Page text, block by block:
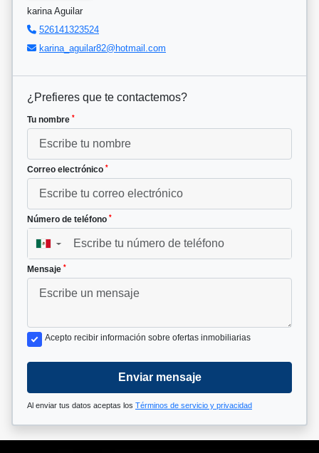
karina Aguilar
526141323524
karina_aguilar82@hotmail.com
¿Prefieres que te contactemos?
Tu nombre *
Correo electrónico *
Número de teléfono *
▼
Mensaje *
Acepto recibir información sobre ofertas inmobiliarias
Enviar mensaje
Al enviar tus datos aceptas los Términos de servicio y privacidad